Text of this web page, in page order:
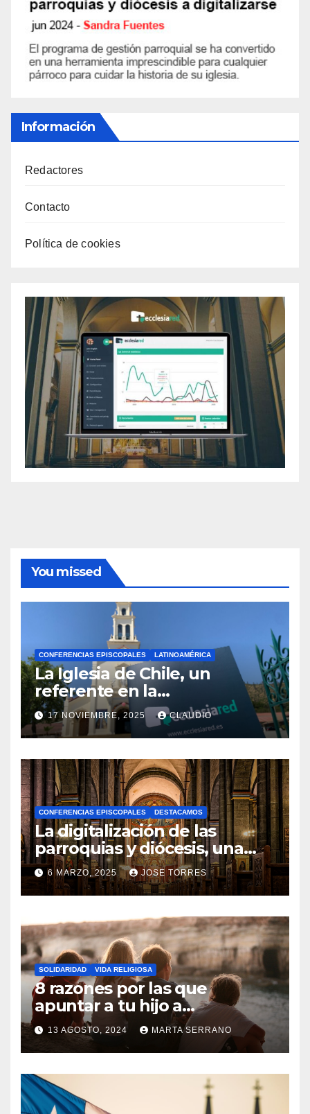
Información
Redactores
Contacto
Política de cookies
You missed
CONFERENCIAS EPISCOPALES LATINOAMÉRICA
La Iglesia de Chile, un
referente en la
transformación digital
gracias a Ecclesiared
17 NOVIEMBRE, 2025 CLAUDIO
H
A
Y
C
O
M
N
T
A
R
I
O
S
CONFERENCIAS EPISCOPALES DESTACAMOS
La digitalización de las
parroquias y diócesis, una
realidad ya para el futuro de
la Iglesia
6 MARZO, 2025 JOSE TORRES
N
H
A
Y
SOLIDARIDAD VIDA RELIGIOSA
8 razones por las que
apuntar a tu hijo a
Catequesis
13 AGOSTO, 2024 MARTA SERRANO